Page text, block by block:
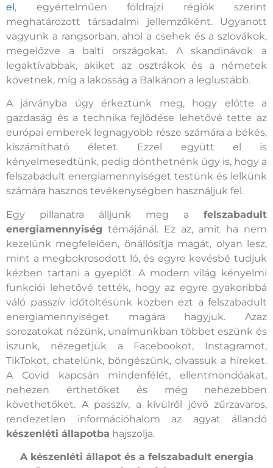
el, egyértelműen földrajzi régiók szerint
meghatározott társadalmi jellemzőként. Ugyanott
vagyunk a rangsorban, ahol a csehek és a szlovákok,
megelőzve a balti országokat. A skandinávok a
legaktívabbak, akiket az osztrákok és a németek
követnek, míg a lakosság a Balkánon a leglustább.
A járványba úgy érkeztünk meg, hogy előtte a
gazdaság és a technika fejlődése lehetővé tette az
európai emberek legnagyobb része számára a békés,
kiszámítható életet. Ezzel együtt el is
kényelmesedtünk, pedig dönthetnénk úgy is, hogy a
felszabadult energiamennyiséget testünk és lelkünk
számára hasznos tevékenységben használjuk fel.
Egy pillanatra álljunk meg a felszabadult
energiamennyiség témájánál. Ez az, amit ha nem
kezelünk megfelelően, önállósítja magát, olyan lesz,
mint a megbokrosodott ló, és egyre kevésbé tudjuk
kézben tartani a gyeplőt. A modern világ kényelmi
funkciói lehetővé tették, hogy az egyre gyakoribbá
váló passzív időtöltésünk közben ezt a felszabadult
energiamennyiséget magára hagyjuk. Azaz
sorozatokat nézünk, unalmunkban többet eszünk és
iszunk, nézegetjük a Facebookot, Instagramot,
TikTokot, chatelünk, böngészünk, olvassuk a híreket.
A Covid kapcsán mindenfélét, ellentmondóakat,
nehezen érthetőket és még nehezebben
követhetőket. A passzív, a kívülről jövő zűrzavaros,
rendezetlen információhalom az agyat állandó
készenléti állapotba hajszolja.
A készenléti állapot és a felszabadult energia